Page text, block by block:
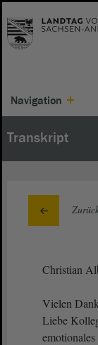
Navigation
Transkript
Christian
Vielen
Liebe